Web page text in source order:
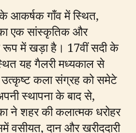
आकर्षक गाँव में स्थित,
एक सांस्कृतिक और
रूप में खड़ा है। 17वीं सदी के
यह गैलरी मध्यकाल से
कला संग्रह को समेटे
स्थापना के बाद से,
ने शहर की कलात्मक धरोहर
वसीयत, दान और खरीददारी